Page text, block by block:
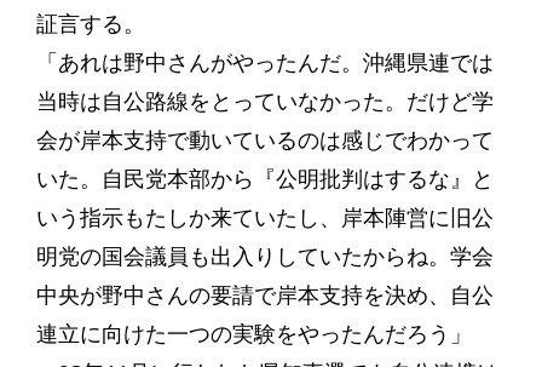
証言する。
「あれは野中さんがやったんだ。沖縄県連では
当時は自公路線をとっていなかった。だけど学
会が岸本支持で動いているのは感じでわかって
いた。自民党本部から『公明批判はするな』と
いう指示もたしか来ていたし、岸本陣営に旧公
明党の国会議員も出入りしていたからね。学会
中央が野中さんの要請で岸本支持を決め、自公
連立に向けた一つの実験をやったんだろう」